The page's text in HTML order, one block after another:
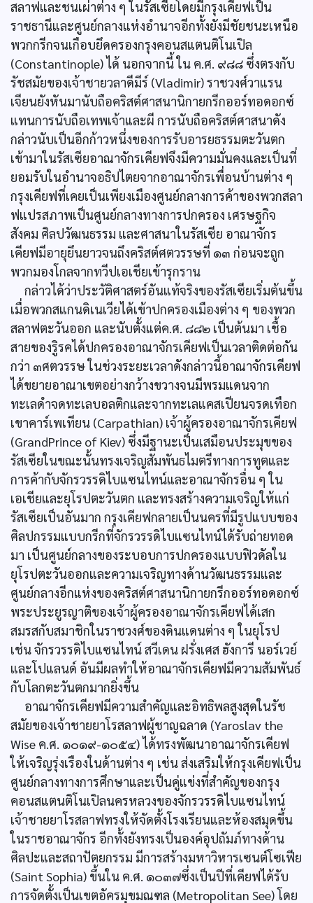
สลาฟและชนเผ่าต่าง ๆ ในรัสเซียโดยมีกรุงเคียฟเป็น
ราชธานีและศูนย์กลางแห่งอำนาจอีกทั้งยังมีชัยชนะเหนือ
พวกกรีกจนเกือบยึดครองกรุงคอนสแตนติโนเปิล
(Constantinople) ได้ นอกจากนี้ ใน ค.ศ. ๙๘๘ ซึ่งตรงกับ
รัชสมัยของเจ้าชายวลาดีมีร์ (Vladimir) ราชวงศ์วาแรน
เจียนยังหันมานับถือคริสต์ศาสนานิกายกรีกออร์ทอดอกซ์
แทนการนับถือเทพเจ้าและผี การนับถือคริสต์ศาสนาดัง
กล่าวนับเป็นอีกก้าวหนึ่งของการรับอารยธรรมตะวันตก
เข้ามาในรัสเซียอาณาจักรเคียฟจึงมีความมั่นคงและเป็นที่
ยอมรับในอำนาจอธิปไตยจากอาณาจักรเพื่อนบ้านต่าง ๆ
กรุงเคียฟที่เคยเป็นเพียงเมืองศูนย์กลางการค้าของพวกสลา
ฟแปรสภาพเป็นศูนย์กลางทางการปกครอง เศรษฐกิจ
สังคม ศิลปวัฒนธรรม และศาสนาในรัสเซีย อาณาจักร
เคียฟมีอายุยึนยาวจนถึงคริสต์ศตวรรษที่ ๑๓ ก่อนจะถูก
พวกมองโกลจากทวีปเอเชียเข้ารุกราน
กล่าวได้ว่าประวัติศาสตร์อันแท้จริงของรัสเซียเริ่มต้นขึ้น
เมื่อพวกสแกนดิเนเวียได้เข้าปกครองเมืองต่าง ๆ ของพวก
สลาฟตะวันออก และนับตั้งแต่ค.ศ. ๘๘๒ เป็นต้นมา เชื้อ
สายของรูิรคได้ปกครองอาณาจักรเคียฟเป็นเวลาติดต่อกัน
กว่า ๓ศตวรรษ ในช่วงระยะเวลาดังกล่าวนี้อาณาจักรเคียฟ
ได้ขยายอาณาเขตอย่างกว้างขวางจนมีพรมแดนจาก
ทะเลดำจดทะเลบอลติกและจากทะเลแคสเปียนจรดเทือก
เขาคาร์เพเทียน (Carpathian) เจ้าผู้ครองอาณาจักรเคียฟ
(GrandPrince of Kiev) ซึ่งมีฐานะเป็นเสมือนประมุขของ
รัสเซียในขณะนั้นทรงเจริญสัมพันธไมตรีทางการทูตและ
การค้ากับจักรวรรดิไบแซนไทน์และอาณาจักรอื่น ๆ ใน
เอเชียและยุโรปตะวันตก และทรงสร้างความเจริญให้แก่
รัสเซียเป็นอันมาก กรุงเคียฟกลายเป็นนครที่มีรูปแบบของ
ศิลปกรรมแบบกรีกที่จักรวรรดิไบแซนไทน์ได้รับถ่ายทอด
มา เป็นศูนย์กลางของระบอบการปกครองแบบฟิวดัลใน
ยุโรปตะวันออกและความเจริญทางด้านวัฒนธรรมและ
ศูนย์กลางอีกแห่งของคริสต์ศาสนานิกายกรีกออร์ทอดอกซ์
พระประยูรญาติของเจ้าผู้ครองอาณาจักรเคียฟได้เสก
สมรสกับสมาชิกในราชวงศ์ของดินแดนต่าง ๆ ในยุโรป
เช่น จักรวรรดิไบแซนไทน์ สวีเดน ฝรั่งเศส ฮังการี นอร์เวย์
และโปแลนด์ อันมีผลทำให้อาณาจักรเคียฟมีความสัมพันธ์
กับโลกตะวันตกมากยิ่งขึ้น
อาณาจักรเคียฟมีความสำคัญและอิทธิพลสูงสุดในรัช
สมัยของเจ้าชายยาโรสลาฟผู้ชาญฉลาด (Yaroslav the
Wise ค.ศ. ๑๐๑๙-๑๐๕๔) ได้ทรงพัฒนาอาณาจักรเคียฟ
ให้เจริญรุ่งเรืองในด้านต่าง ๆ เช่น ส่งเสริมให้กรุงเคียฟเป็น
ศูนย์กลางทางการศึกษาและเป็นคู่แข่งที่สำคัญของกรุง
คอนสแตนติโนเปิลนครหลวงของจักรวรรดิไบแซนไทน์
เจ้าชายยาโรสลาฟทรงให้จัดตั้งโรงเรียนและห้องสมุดขึ้น
ในราชอาณาจักร อีกทั้งยังทรงเป็นองค์อุปถัมภ์ทางด้าน
ศิลปะและสถาปัตยกรรม มีการสร้างมหาวิหารเซนต์โซเฟีย
(Saint Sophia) ขึ้นใน ค.ศ. ๑๐๓๗ซึ่งเป็นปีที่เคียฟได้รับ
การจัดตั้งเป็นเขตอัครมุขมณฑล (Metropolitan See) โดย